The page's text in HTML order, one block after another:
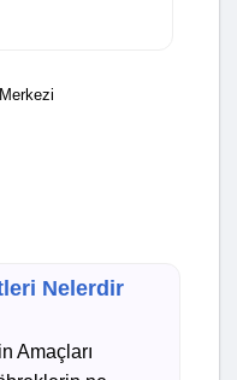
Nelerdir
Amaçları